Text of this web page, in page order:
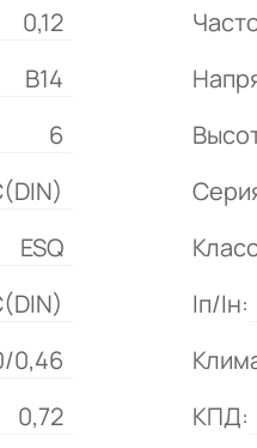
0,12
B14
6
ESQ
Iп/Iн:
0,46
0,72 КПД: